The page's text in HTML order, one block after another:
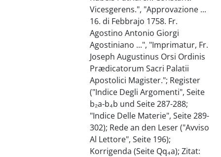
Vicesgerens.", "Approvazione ...
16. di Febbrajo 1758. Fr.
Agostino Antonio Giorgi
Agostiniano ...", "Imprimatur, Fr.
Joseph Augustinus Orsi Ordinis
Prædicatorum Sacri Palatii
Apostolici Magister."; Register
("Indice Degli Argomenti", Seite
b₂a-b₄b und Seite 287-288;
"Indice Delle Materie", Seite 289-
302); Rede an den Leser ("Avviso
Al Lettore", Seite 196);
Korrigenda (Seite Qq₄a); Zitat: